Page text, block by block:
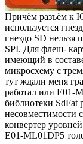
Причём разъём к
используется
гнездо SD
SPI. Для флеш-
имеющий в
микросхему с
тут ждали меня
работал или E01-
библиотеки SdFat
несовместимости
конвертер
E01-ML01DP5